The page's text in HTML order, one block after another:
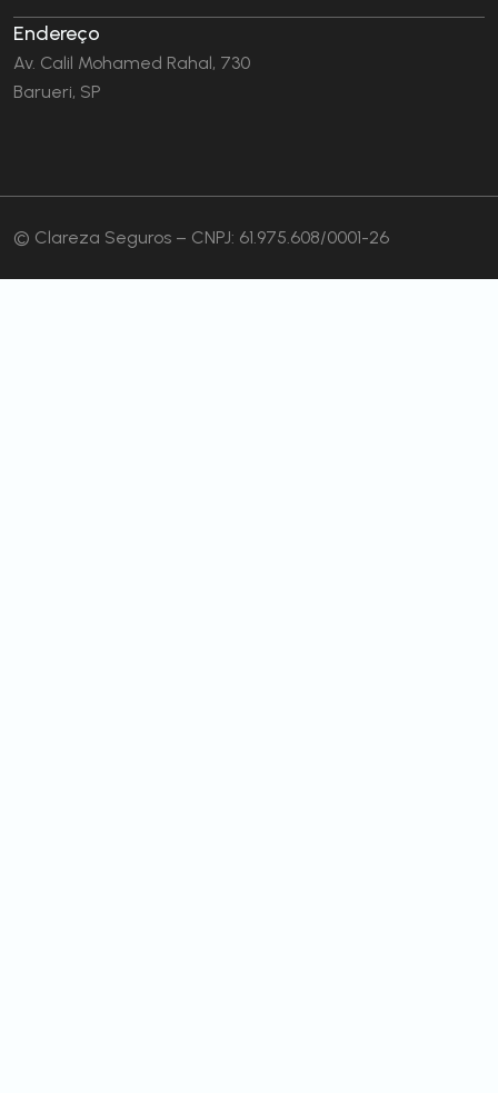
Endereço
Av. Calil Mohamed Rahal, 730
Barueri, SP
© Clareza Seguros – CNPJ: 61.975.608/0001-26